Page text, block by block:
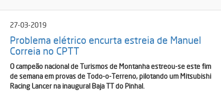
27-03-2019
Problema elétrico encurta estreia de Manuel
Correia no CPTT
O campeão nacional de Turismos de Montanha estreou-se este fim
de semana em provas de Todo-o-Terreno, pilotando um Mitsubishi
Racing Lancer na inaugural Baja TT do Pinhal.